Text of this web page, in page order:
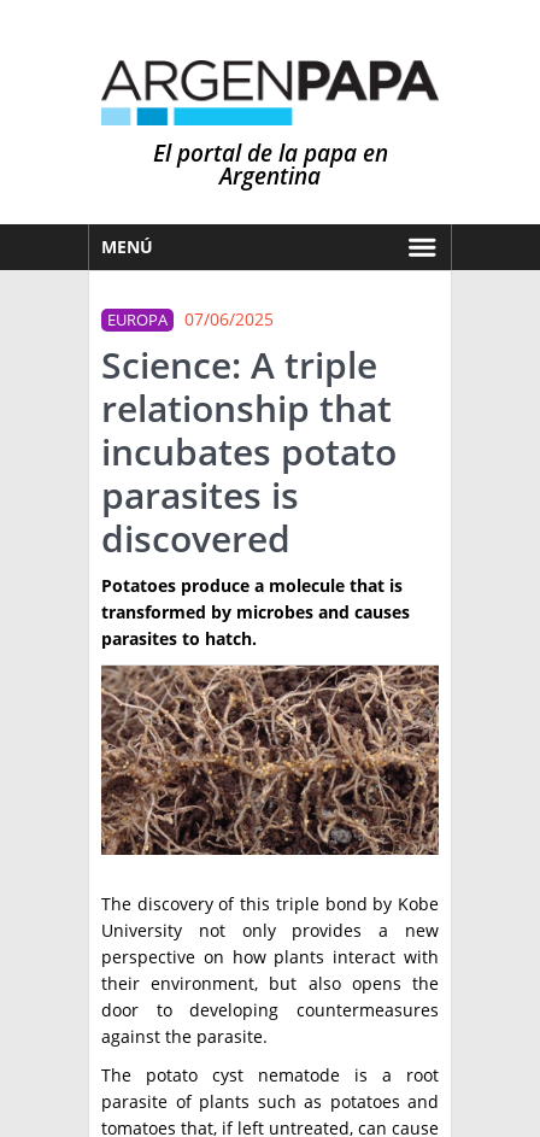
El portal de la papa en
Argentina
MENÚ
MERCADOS
NOTICIAS
EN ESPAÑOL
OTROS IDIOMAS
PRONÓSTICO
LLUVIAS
ARGENTINA
EL MUNDO
TÉCNICA
PRODUCCION
CLASIFICADOS
INTERES GENERAL
LA PAPA
RESOLUCIONES Y NORMATIVAS
ENLACES
ARGENPAPA
PUBLICIDAD
QUIENES SOMOS
BUSCAR NOTICIAS
EUROPA 07/06/2025
Science: A triple
relationship that
incubates potato
parasites is
discovered
Potatoes produce a molecule that is
transformed by microbes and causes
parasites to hatch.
The discovery of this triple bond by Kobe
University not only provides a new
perspective on how plants interact with
their environment, but also opens the
door to developing countermeasures
against the parasite.
The potato cyst nematode is a root
parasite of plants such as potatoes and
tomatoes that, if left untreated, can cause